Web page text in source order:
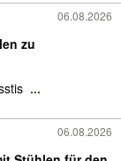
06.08.2026
zu
...
06.08.2026